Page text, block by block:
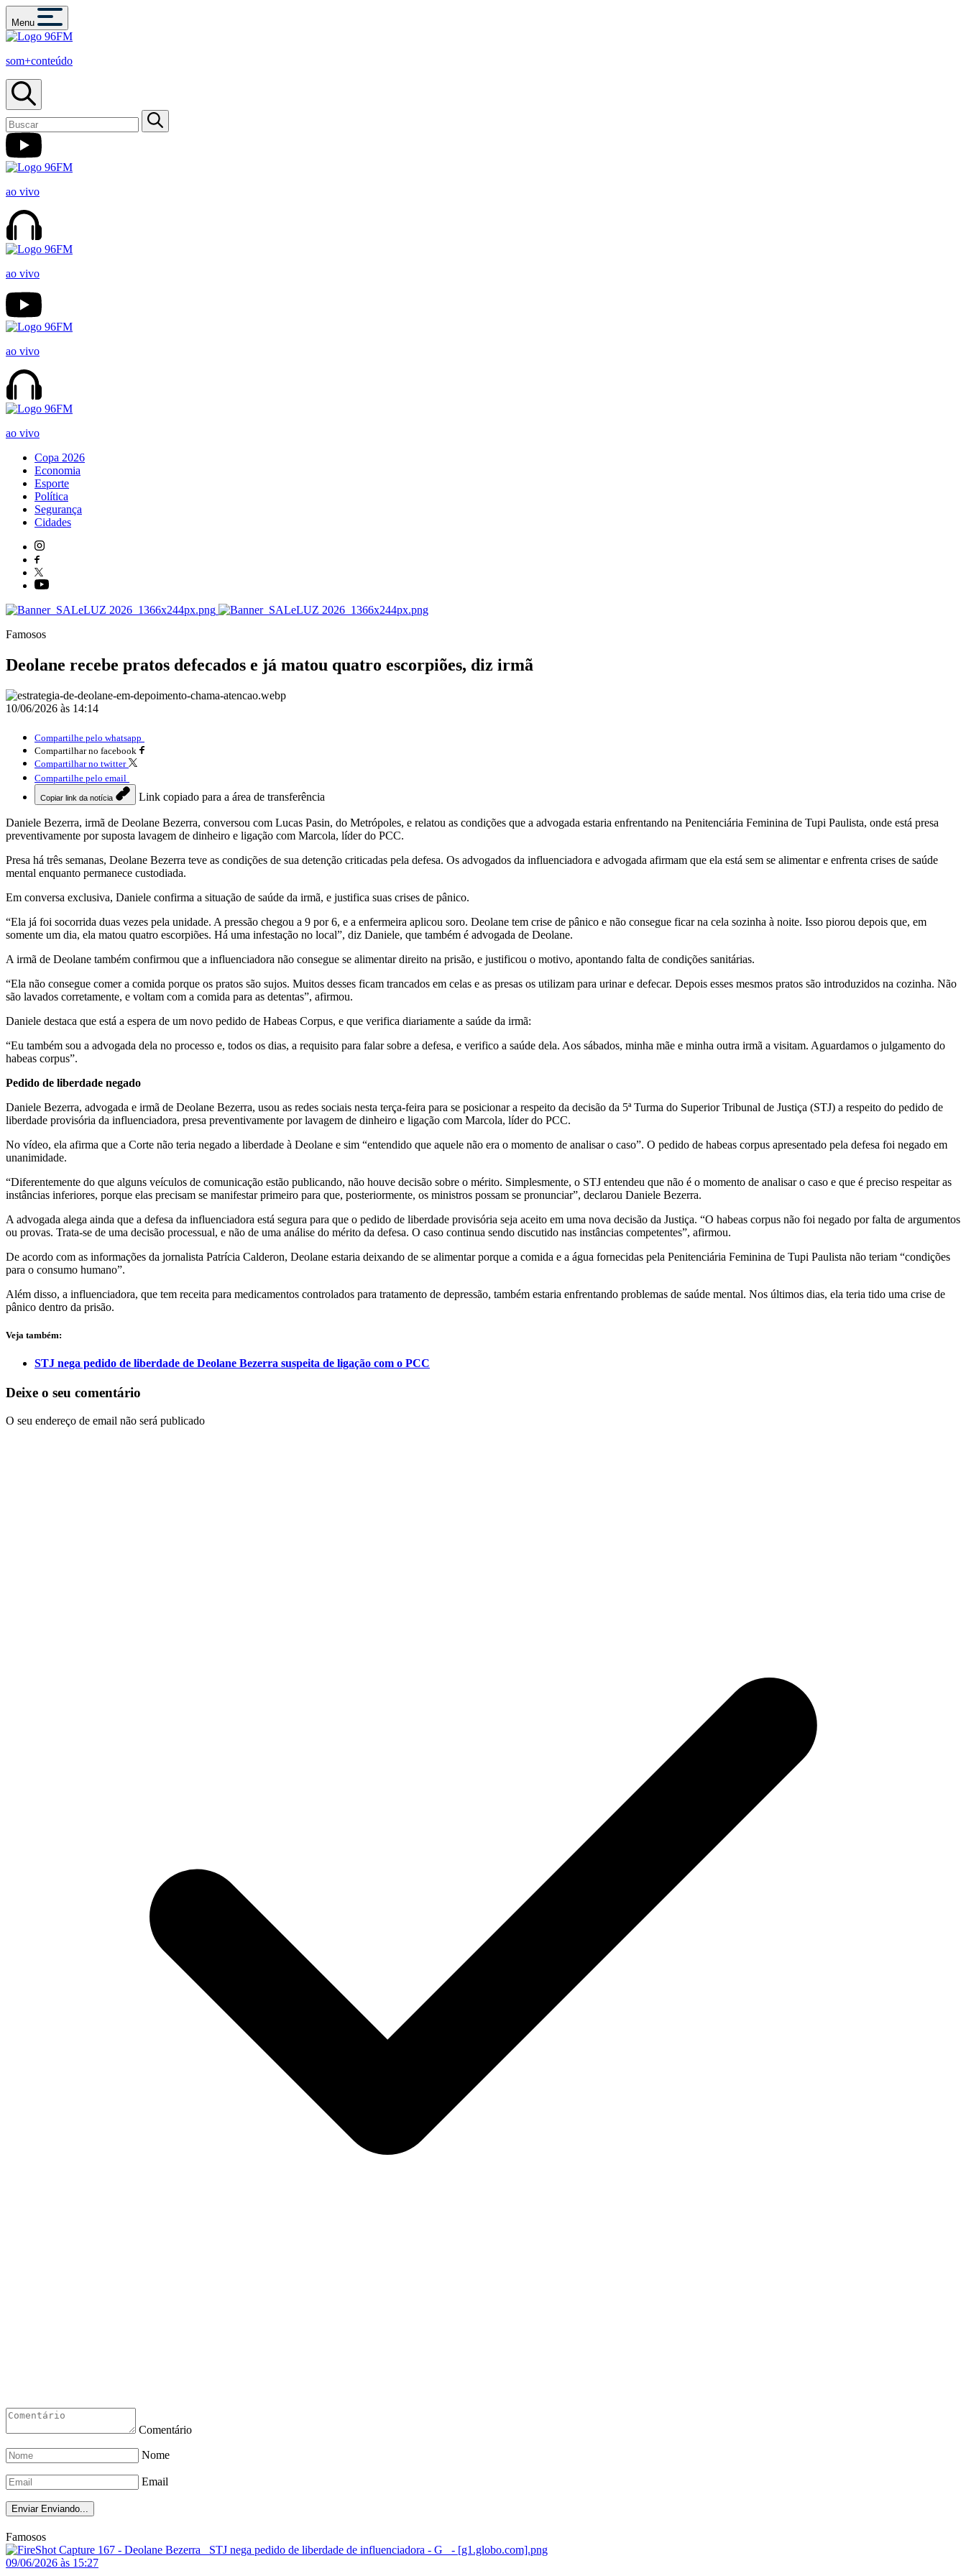
Menu
som+conteúdo
ao vivo
ao vivo
ao vivo
ao vivo
Copa 2026
Economia
Esporte
Política
Segurança
Cidades
Famosos
Deolane recebe pratos defecados e já matou quatro escorpiões, diz irmã
10/06/2026 às 14:14
Compartilhe pelo whatsapp
Compartilhar no facebook
Compartilhar no twitter
Compartilhe pelo email
Copiar link da notícia Link copiado para a área de transferência
Daniele Bezerra, irmã de Deolane Bezerra, conversou com Lucas Pasin, do Metrópoles, e relatou as condições que a advogada estaria enfrentando na Penitenciária Feminina de Tupi Paulista, onde está presa
preventivamente por suposta lavagem de dinheiro e ligação com Marcola, líder do PCC.
Presa há três semanas, Deolane Bezerra teve as condições de sua detenção criticadas pela defesa. Os advogados da influenciadora e advogada afirmam que ela está sem se alimentar e enfrenta crises de saúde
mental enquanto permanece custodiada.
Em conversa exclusiva, Daniele confirma a situação de saúde da irmã, e justifica suas crises de pânico.
“Ela já foi socorrida duas vezes pela unidade. A pressão chegou a 9 por 6, e a enfermeira aplicou soro. Deolane tem crise de pânico e não consegue ficar na cela sozinha à noite. Isso piorou depois que, em
somente um dia, ela matou quatro escorpiões. Há uma infestação no local”, diz Daniele, que também é advogada de Deolane.
A irmã de Deolane também confirmou que a influenciadora não consegue se alimentar direito na prisão, e justificou o motivo, apontando falta de condições sanitárias.
“Ela não consegue comer a comida porque os pratos são sujos. Muitos desses ficam trancados em celas e as presas os utilizam para urinar e defecar. Depois esses mesmos pratos são introduzidos na cozinha. Não
são lavados corretamente, e voltam com a comida para as detentas”, afirmou.
Daniele destaca que está a espera de um novo pedido de Habeas Corpus, e que verifica diariamente a saúde da irmã:
“Eu também sou a advogada dela no processo e, todos os dias, a requisito para falar sobre a defesa, e verifico a saúde dela. Aos sábados, minha mãe e minha outra irmã a visitam. Aguardamos o julgamento do
habeas corpus”.
Pedido de liberdade negado
Daniele Bezerra, advogada e irmã de Deolane Bezerra, usou as redes sociais nesta terça-feira para se posicionar a respeito da decisão da 5ª Turma do Superior Tribunal de Justiça (STJ) a respeito do pedido de
liberdade provisória da influenciadora, presa preventivamente por lavagem de dinheiro e ligação com Marcola, líder do PCC.
No vídeo, ela afirma que a Corte não teria negado a liberdade à Deolane e sim “entendido que aquele não era o momento de analisar o caso”. O pedido de habeas corpus apresentado pela defesa foi negado em
unanimidade.
“Diferentemente do que alguns veículos de comunicação estão publicando, não houve decisão sobre o mérito. Simplesmente, o STJ entendeu que não é o momento de analisar o caso e que é preciso respeitar as
instâncias inferiores, porque elas precisam se manifestar primeiro para que, posteriormente, os ministros possam se pronunciar”, declarou Daniele Bezerra.
A advogada alega ainda que a defesa da influenciadora está segura para que o pedido de liberdade provisória seja aceito em uma nova decisão da Justiça. “O habeas corpus não foi negado por falta de argumentos
ou provas. Trata-se de uma decisão processual, e não de uma análise do mérito da defesa. O caso continua sendo discutido nas instâncias competentes”, afirmou.
De acordo com as informações da jornalista Patrícia Calderon, Deolane estaria deixando de se alimentar porque a comida e a água fornecidas pela Penitenciária Feminina de Tupi Paulista não teriam “condições
para o consumo humano”.
Além disso, a influenciadora, que tem receita para medicamentos controlados para tratamento de depressão, também estaria enfrentando problemas de saúde mental. Nos últimos dias, ela teria tido uma crise de
pânico dentro da prisão.
Veja também:
STJ nega pedido de liberdade de Deolane Bezerra suspeita de ligação com o PCC
Deixe o seu comentário
O seu endereço de email não será publicado
Comentário
Nome
Email
Enviar Enviando...
Famosos
09/06/2026 às 15:27